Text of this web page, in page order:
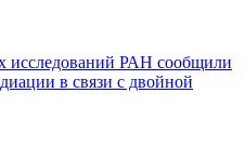
исследований РАН сообщили
в связи с двойной